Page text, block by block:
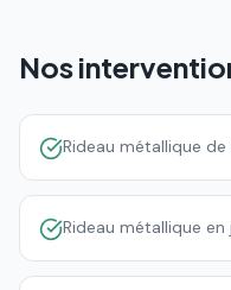
Nos
Rideau métallique
Rideau métallique